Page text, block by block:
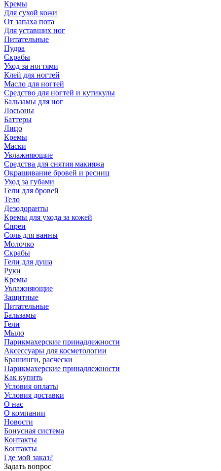
Кремы
Для сухой кожи
От запаха пота
Для уставших ног
Питательные
Пудра
Скрабы
Уход за ногтями
Клей для ногтей
Масло для ногтей
Средство для ногтей и кутикулы
Бальзамы для ног
Лосьоны
Баттеры
Лицо
Кремы
Маски
Увлажняющие
Средства для снятия макияжа
Окрашивание бровей и ресниц
Уход за губами
Гели для бровей
Тело
Дезодоранты
Кремы для ухода за кожей
Спреи
Соль для ванны
Молочко
Скрабы
Гели для душа
Руки
Кремы
Увлажняющие
Защитные
Питательные
Бальзамы
Гели
Мыло
Парикмахерские принадлежности
Аксессуары для косметологии
Брашинги, расчески
Парикмахерские принадлежности
Как купить
Условия оплаты
Условия доставки
О нас
О компании
Новости
Бонусная система
Контакты
Контакты
Где мой заказ?
Задать вопрос